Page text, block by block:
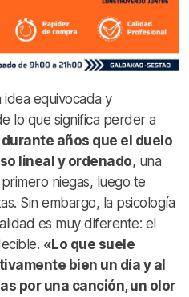
equivocada y
lo que significa perder a
años que el duelo
lineal y ordenado, una
niegas, luego te
Sin embargo, la psicología
es muy diferente: el
«Lo que suele
bien un día y al
por una canción, un olor